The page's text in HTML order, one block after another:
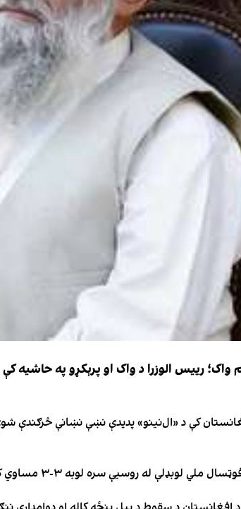
واک؛ رییس الوزرا د واک او پرېکړو په حاشیه کې
کې د «ال‌نینو» پدیدې نښې نښانې څرګندې
ملي لوبډلې له روسیې سره لوبه ۳-۳ مساوي کړه